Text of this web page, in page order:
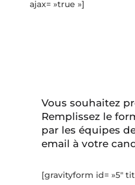
ajax= »true »]
Vous souhaitez
Remplissez le
par les équipes
email à votre
[gravityform id= »5″